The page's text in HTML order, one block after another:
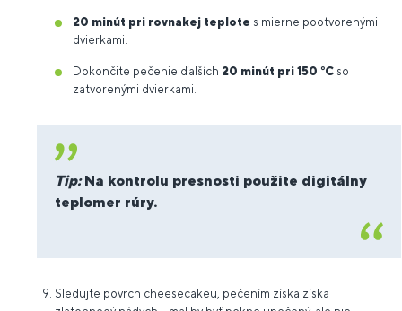
20 minút pri rovnakej teplote s mierne pootvorenými
dvierkami.
Dokončite pečenie ďalších 20 minút pri 150 °C so
zatvorenými dvierkami.
Tip:Na kontrolu presnosti použite digitálny
teplomer rúry.
Sledujte povrch cheesecakeu, pečením získa získa